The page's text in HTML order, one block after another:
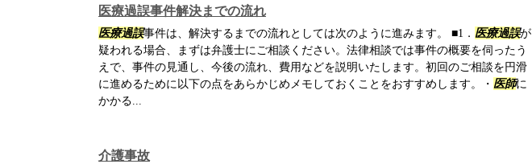
医療過誤事件解決までの流れ
医療過誤事件は、解決するまでの流れとしては次のように進みます。 ■1． 医療過誤が
疑われる場合、まずは弁護士にご相談ください。法律相談では事件の概要を伺ったう
えで、事件の見通し、今後の流れ、費用などを説明いたします。初回のご相談を円滑
に進めるために以下の点をあらかじめメモしておくことをおすすめします。・ 医師に
かかる...
介護事故